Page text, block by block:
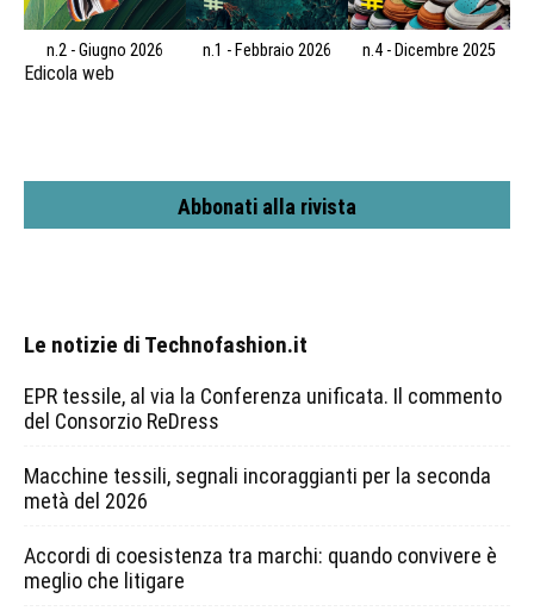
n.2 - Giugno 2026 n.1 - Febbraio 2026 n.4 - Dicembre 2025
Edicola web
Abbonati alla rivista
Le notizie di Technofashion.it
EPR tessile, al via la Conferenza unificata. Il commento
del Consorzio ReDress
Macchine tessili, segnali incoraggianti per la seconda
metà del 2026
Accordi di coesistenza tra marchi: quando convivere è
meglio che litigare